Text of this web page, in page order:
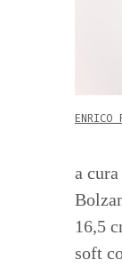
ENRICO
a
16,5
soft